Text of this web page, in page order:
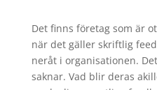
Det finns företag som är
när det gäller skriftlig
neråt i organisationen.
saknar. Vad blir deras